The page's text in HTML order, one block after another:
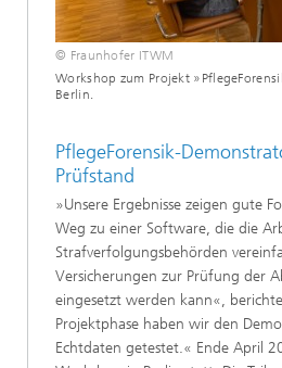
© Fraunhofer ITWM
Workshop zum Projekt
Berlin.
PflegeForensik-
Prüfstand
»Unsere Ergebnisse zeigen gute
Weg zu einer Software, die die
Strafverfolgungsbehörden
Versicherungen zur Prüfung der
eingesetzt werden kann«,
Projektphase haben wir den
Echtdaten getestet.« Ende April